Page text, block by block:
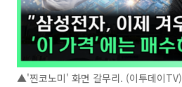
▲'찐코노미' 화면 갈무리. (이투데이TV)